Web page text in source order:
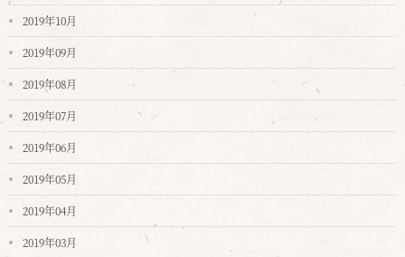
2019年10月
2019年09月
2019年08月
2019年07月
2019年06月
2019年05月
2019年04月
2019年03月